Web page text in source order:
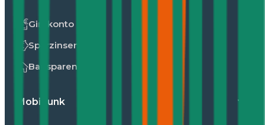
Girokonto
Sparzinsen
Bausparen
Mobilfunk